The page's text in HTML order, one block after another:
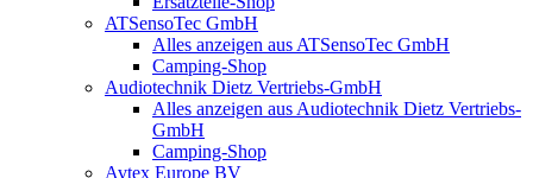
ATSensoTec GmbH
Alles anzeigen aus ATSensoTec GmbH
Camping-Shop
Audiotechnik Dietz Vertriebs-GmbH
Alles anzeigen aus Audiotechnik Dietz Vertriebs-
GmbH
Camping-Shop
Avtex Europe BV